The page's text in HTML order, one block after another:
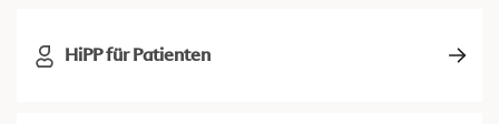
HiPP für Patienten